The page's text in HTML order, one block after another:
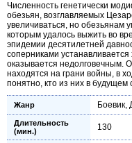
Численность генетически
обезьян, возглавляемых
увеличиваться, но обезьянам
которым удалось выжить во
эпидемии десятилетней
соперниками
оказывается недолговечным.
находятся на грани войны, в
понятно, кто из них в будущем
Жанр Боевик,
Длительность
(мин.)
130